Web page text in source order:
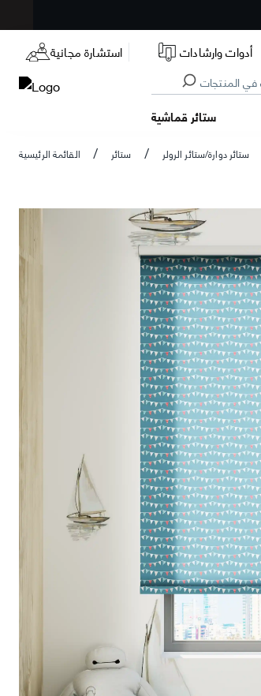
استشارة مجانية أدوات وارشادات
ستائر قماشية
القائمة الرئيسية / ستائر / ستائر دوارة/ستائر الرولر